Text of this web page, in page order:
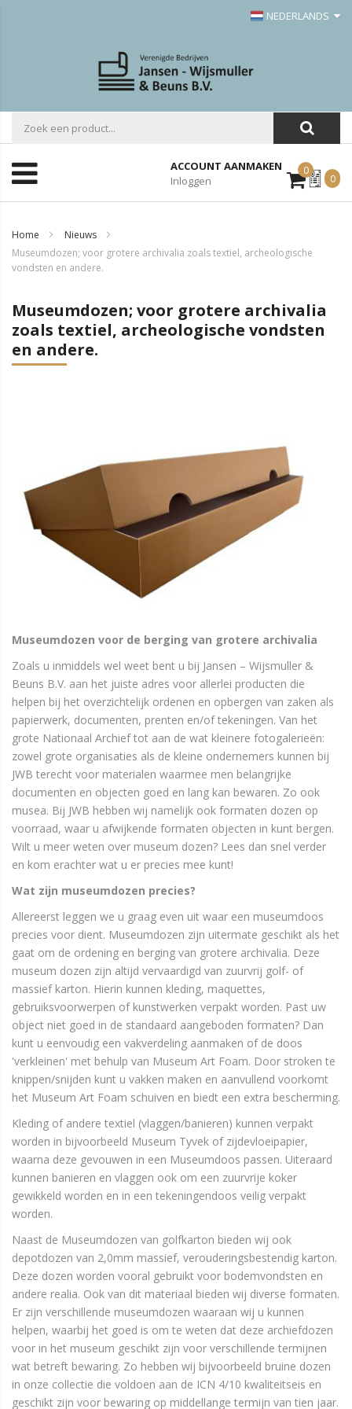
NEDERLANDS
ACCOUNT AANMAKEN
Inloggen
0Mijn
Offerte
0
Home
Nieuws
Museumdozen; voor grotere archivalia zoals textiel, archeologische
vondsten en andere.
Museumdozen; voor grotere archivalia
zoals textiel, archeologische vondsten
en andere.
Museumdozen voor de berging van grotere archivalia
Zoals u inmiddels wel weet bent u bij Jansen – Wijsmuller &
Beuns B.V. aan het juiste adres voor allerlei producten die
helpen bij het overzichtelijk ordenen en opbergen van zaken als
papierwerk, documenten, prenten en/of tekeningen. Van het
grote Nationaal Archief tot aan de wat kleinere fotogalerieën:
zowel grote organisaties als de kleine ondernemers kunnen bij
JWB terecht voor materialen waarmee men belangrijke
documenten en objecten goed en lang kan bewaren. Zo ook
musea. Bij JWB hebben wij namelijk ook formaten dozen op
voorraad, waar u afwijkende formaten objecten in kunt bergen.
Wilt u meer weten over museum dozen? Lees dan snel verder
en kom erachter wat u er precies mee kunt!
Wat zijn museumdozen precies?
Allereerst leggen we u graag even uit waar een museumdoos
precies voor dient. Museumdozen zijn uitermate geschikt als het
gaat om de ordening en berging van grotere archivalia. Deze
museum dozen zijn altijd vervaardigd van zuurvrij golf- of
massief karton. Hierin kunnen kleding, maquettes,
gebruiksvoorwerpen of kunstwerken verpakt worden. Past uw
object niet goed in de standaard aangeboden formaten? Dan
kunt u eenvoudig een vakverdeling aanmaken of de doos
'verkleinen' met behulp van Museum Art Foam. Door stroken te
knippen/snijden kunt u vakken maken en aanvullend voorkomt
het Museum Art Foam schuiven en biedt een extra bescherming.
Kleding of andere textiel (vlaggen/banieren) kunnen verpakt
worden in bijvoorbeeld Museum Tyvek of zijdevloeipapier,
waarna deze gevouwen in een Museumdoos passen. Uiteraard
kunnen banieren en vlaggen ook om een zuurvrije koker
gewikkeld worden en in een tekeningendoos veilig verpakt
worden.
Naast de Museumdozen van golfkarton bieden wij ook
depotdozen van 2,0mm massief, verouderingsbestendig karton.
Deze dozen worden vooral gebruikt voor bodemvondsten en
andere realia. Ook van dit materiaal bieden wij diverse formaten.
Er zijn verschillende museumdozen waaraan wij u kunnen
helpen, waarbij het goed is om te weten dat deze archiefdozen
voor in het museum geschikt zijn voor verschillende termijnen
wat betreft bewaring. Zo hebben wij bijvoorbeeld bruine dozen
in onze collectie die voldoen aan de ICN 4/10 kwaliteitseis en
geschikt zijn voor bewaring op middellange termijn van tien jaar.